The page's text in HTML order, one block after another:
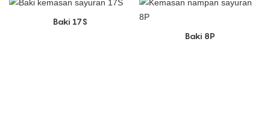
Baki 17S
Baki 8P